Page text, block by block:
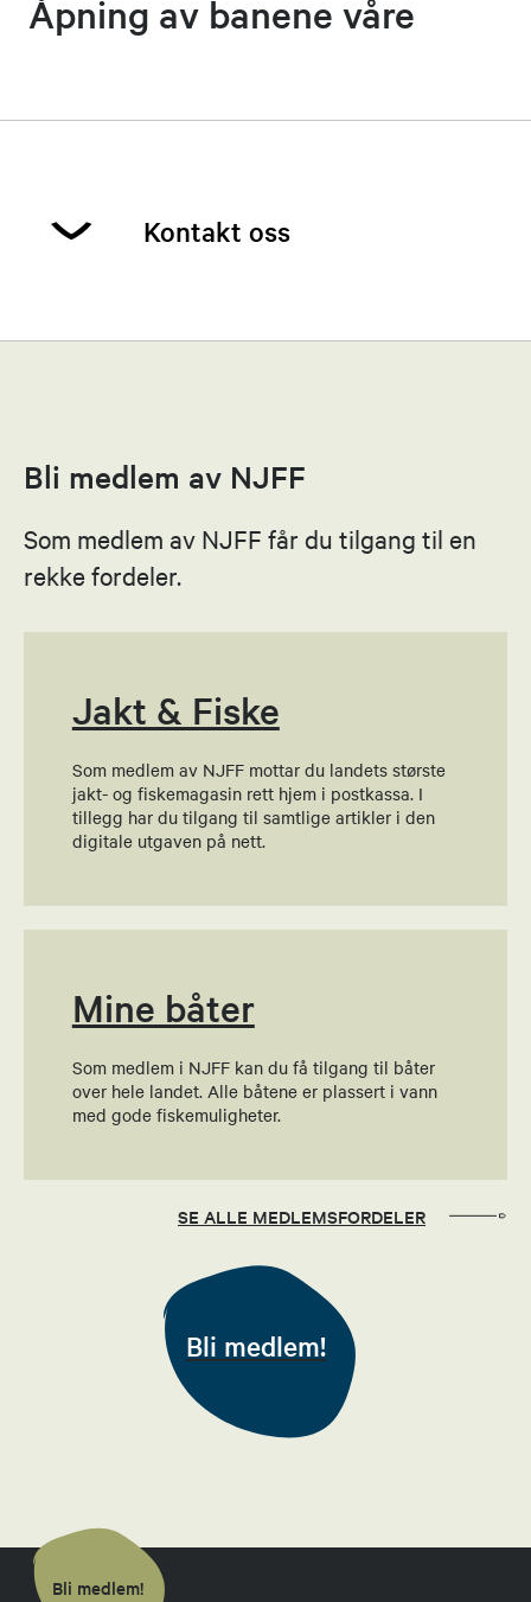
Åpning av banene våre
Kontakt oss
Send epost
Erik Lund
Send epost
Bli medlem av NJFF
Som medlem av NJFF får du tilgang til en
rekke fordeler.
Jakt & Fiske
Som medlem av NJFF mottar du landets største
jakt- og fiskemagasin rett hjem i postkassa. I
tillegg har du tilgang til samtlige artikler i den
digitale utgaven på nett.
Mine båter
Som medlem i NJFF kan du få tilgang til båter
over hele landet. Alle båtene er plassert i vann
med gode fiskemuligheter.
SE ALLE MEDLEMSFORDELER
Bli medlem!
Bli medlem!